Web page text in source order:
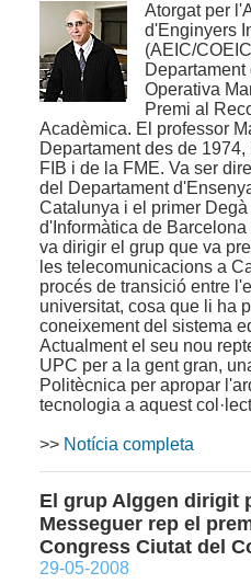
Atorgat per
d'Enginyers
(AEIC/
Operativa
Premi al
Acadèmica. El professor
Departament des de
FIB i de la FME. Va ser
del Departament
Catalunya i el primer
d'Informàtica de
va dirigir el grup que va
les telecomunicacions a
procés de transició entre
universitat, cosa que li ha
coneixement del sistema
Actualment el seu nou
UPC per a la gent gran,
Politècnica per apropar
tecnologia a aquest
>> Notícia completa
El grup Alggen dirigit
Messeguer rep el
Congress Ciutat del
29-05-2008